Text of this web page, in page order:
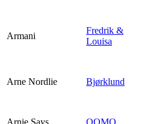
Armani
Fredrik &
Louisa
Arne Nordlie Bjørklund
Arnie Says QOMO